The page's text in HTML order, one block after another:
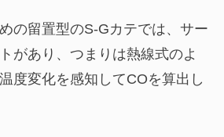
の留置型のS-Gカテでは、サー
があり、つまりは熱線式のよ
度変化を感知してCOを算出し